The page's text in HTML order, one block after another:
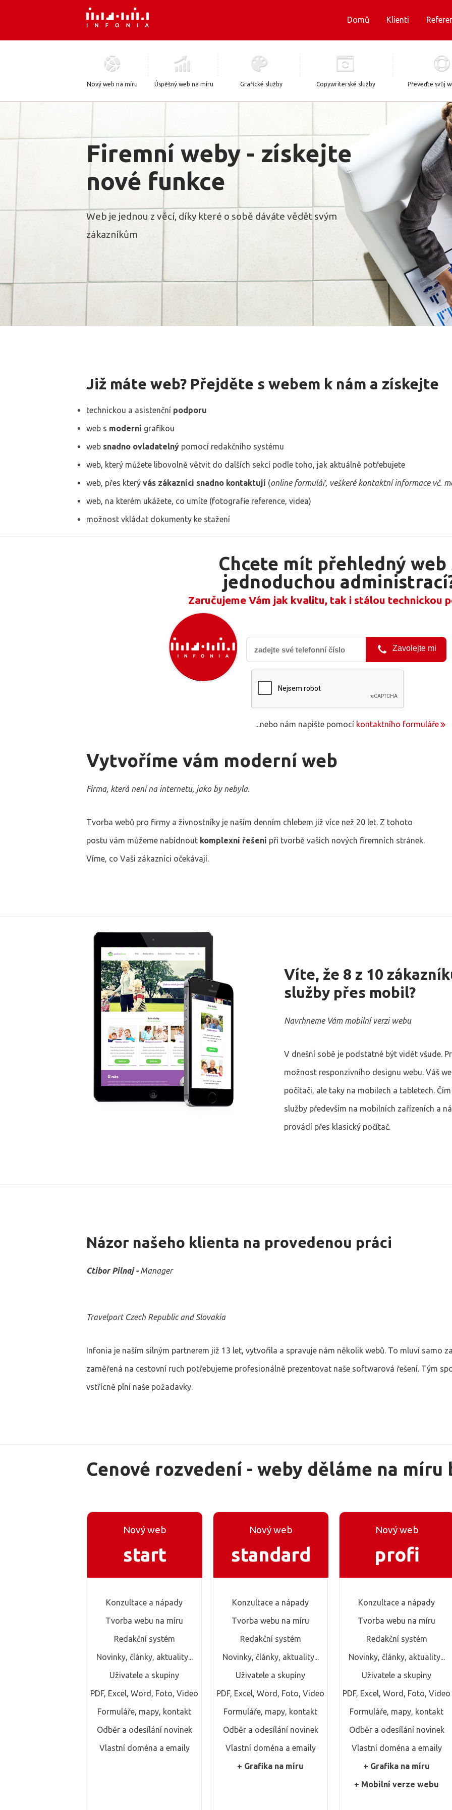
Firemní weby - získejte
nové funkce
Web je jednou z věcí, díky které o sobě dáváte vědět svým
zákazníkům
Již máte web? Přejděte s webem k nám a získejte
technickou a asistenční podporu
web s moderní grafikou
web snadno ovladatelný pomocí redakčního systému
web, který můžete libovolně větvit do dalších sekcí podle toho, jak aktuálně potřebujete
web, přes který vás zákazníci snadno kontaktují (online formulář, veškeré kontaktní informace vč.
web, na kterém ukážete, co umíte (fotografie reference, videa)
možnost vkládat dokumenty ke stažení
Chcete mít přehledný web
jednoduchou
Zaručujeme Vám jak kvalitu, tak i stálou technickou
...nebo nám napište pomocí kontaktního formuláře
Vytvoříme vám moderní web
Firma, která není na internetu, jako by nebyla.
Tvorba webů pro firmy a živnostníky je naším denním chlebem již více než 20 let. Z tohoto
postu vám můžeme nabídnout komplexní řešení při tvorbě vašich nových firemních stránek.
Víme, co Vaši zákazníci očekávají.
Víte, že 8 z 10
služby přes mobil?
Navrhneme Vám mobilní verzi webu
V dnešní sobě je podstatné být vidět všude.
možnost responzivního designu webu. Váš
počítači, ale taky na mobilech a tabletech.
služby především na mobilních zařízeních a
provádí přes klasický počítač.
Názor našeho klienta na provedenou práci
Ctibor Pilnaj -Manager
Travelport Czech Republic and Slovakia
Infonia je naším silným partnerem již 13 let, vytvořila a spravuje nám několik webů. To mluví samo
zaměřená na cestovní ruch potřebujeme profesionálně prezentovat naše softwarová řešení. Tým
vstřícně plní naše požadavky.
Cenové rozvedení - weby děláme na míru
Nový web
start
Konzultace a nápady
Tvorba webu na míru
Redakční systém
Novinky, články, aktuality...
Uživatele a skupiny
PDF, Excel, Word, Foto, Video
Formuláře, mapy, kontakt
Odběr a odesílání novinek
Vlastní doména a emaily
Nový web
standard
Konzultace a nápady
Tvorba webu na míru
Redakční systém
Novinky, články, aktuality...
Uživatele a skupiny
PDF, Excel, Word, Foto, Video
Formuláře, mapy, kontakt
Odběr a odesílání novinek
Vlastní doména a emaily
+ Grafika na míru
Nový web
profi
Konzultace a nápady
Tvorba webu na míru
Redakční systém
Novinky, články, aktuality...
Uživatele a skupiny
PDF, Excel, Word, Foto, Video
Formuláře, mapy, kontakt
Odběr a odesílání novinek
Vlastní doména a emaily
+ Grafika na míru
+ Mobilní verze webu
Nový web na míru Úspěšný web na míru Grafické služby Copywriterské služby Převeďte svůj
Domů Klienti